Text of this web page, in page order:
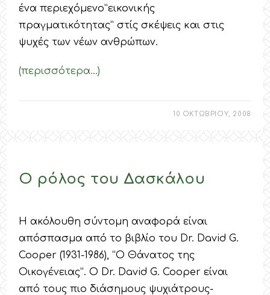
ένα περιεχόμενο”εικονικής
πραγματικότητας” στίς σκέψεις και στις
ψυχές των νέων ανθρώπων.
(περισσότερα…)
10 ΟΚΤΩΒΡΙΟΥ, 2008
Ο ρόλος του Δασκάλου
Η ακόλουθη σύντομη αναφορά είναι
απόσπασμα από το βιβλίο του Dr. David G.
Cooper (1931-1986), “Ο Θάνατος της
Οικογένειας”. Ο Dr. David G. Cooper είναι
από τους πιο διάσημους ψυχιάτρους-